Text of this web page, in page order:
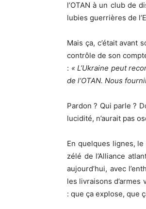
l’OTAN à un club de
lubies guerrières de
Mais ça, c’était avant
contrôle de son
: « L’Ukraine peut
de l’OTAN. Nous
Pardon ? Qui parle ?
lucidité, n’aurait pas
En quelques lignes,
zélé de l’Alliance
aujourd’hui, avec
les livraisons d’armes
: que ça explose, que